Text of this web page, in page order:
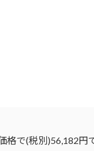
で(税別)56,182円